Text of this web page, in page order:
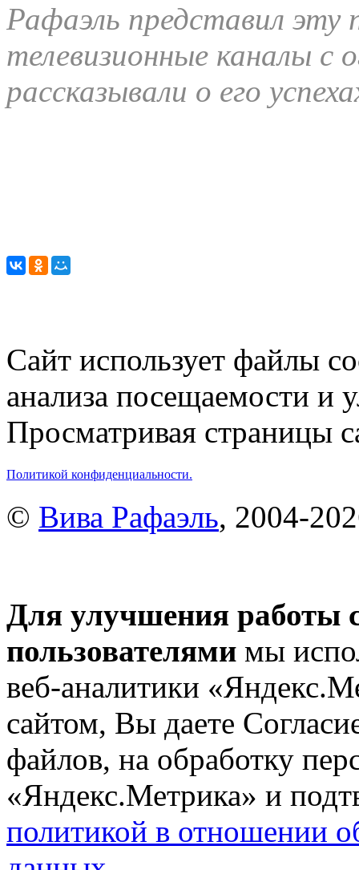
Рафаэль представил эту
телевизионные каналы с
рассказывали о его
Сайт использует файлы
анализа посещаемости и
Просматривая страницы
Политикой конфиденциальности.
© Вива Рафаэль, 2004-
Для улучшения работы
пользователями мы
веб-аналитики
сайтом, Вы даете
файлов, на обработку
«Яндекс.Метрика» и
политикой в отношении